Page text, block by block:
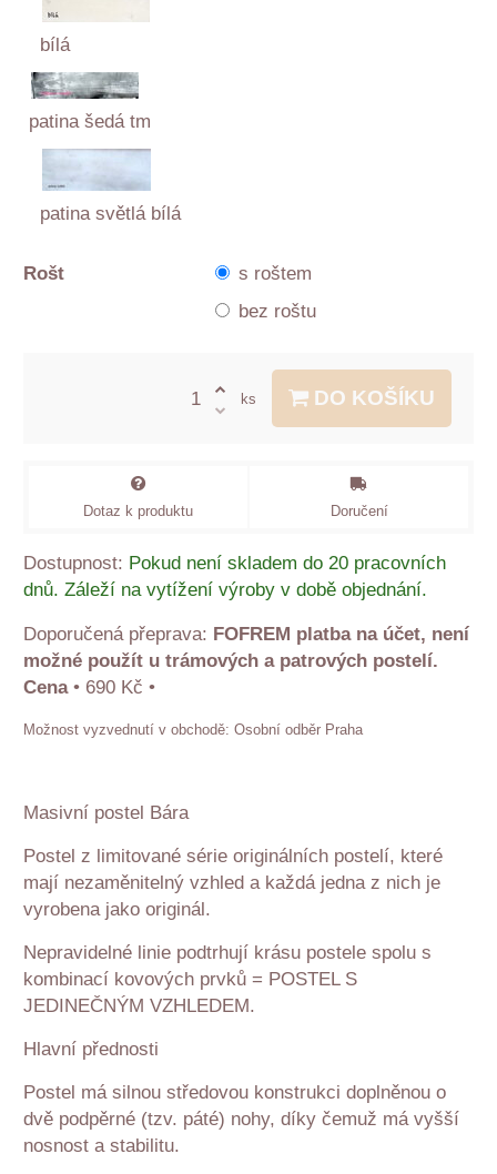
bílá
patina šedá tm
patina světlá bílá
Rošt
s roštem
bez roštu
ks DO KOŠÍKU
Dotaz k produktu Doručení
Dostupnost: Pokud není skladem do 20 pracovních
dnů. Záleží na vytížení výroby v době objednání.
FOFREM platba na účet, není
možné použít u trámových a patrových postelí.
Cena• 690 Kč •
Osobní odběr Praha
Masivní postel Bára
Postel z limitované série originálních postelí, které
mají nezaměnitelný vzhled a každá jedna z nich je
vyrobena jako originál.
Nepravidelné linie podtrhují krásu postele spolu s
kombinací kovových prvků = POSTEL S
JEDINEČNÝM VZHLEDEM.
Hlavní přednosti
Postel má silnou středovou konstrukci doplněnou o
dvě podpěrné (tzv. páté) nohy, díky čemuž má vyšší
nosnost a stabilitu.